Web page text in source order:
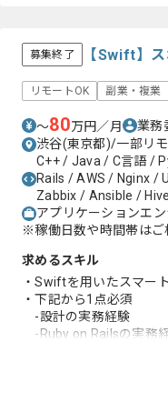
-課題解決や業務改善お
募集終了 【Swift】
リモートOK 副業・複業
〜80万円／月 業務
渋谷(東京都)/一部リ
C++ / Java / C言語 /
Rails / AWS / Nginx
Zabbix / Ansible / Hive
アプリケーションエ
※稼働日数や時間帯はご
求めるスキル
・Swiftを用いたスマー
・下記から1点必須
-設計の実務経験
-Ruby on Railsの実務
-toCサービスでユーザ
-モダンなアーキテクチ